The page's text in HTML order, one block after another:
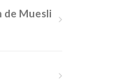
de Muesli